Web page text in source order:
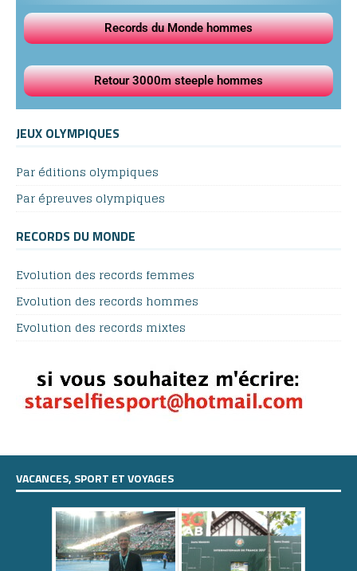
Records du Monde hommes
Retour 3000m steeple hommes
JEUX OLYMPIQUES
Par éditions olympiques
Par épreuves olympiques
RECORDS DU MONDE
Evolution des records femmes
Evolution des records hommes
Evolution des records mixtes
VACANCES, SPORT ET VOYAGES